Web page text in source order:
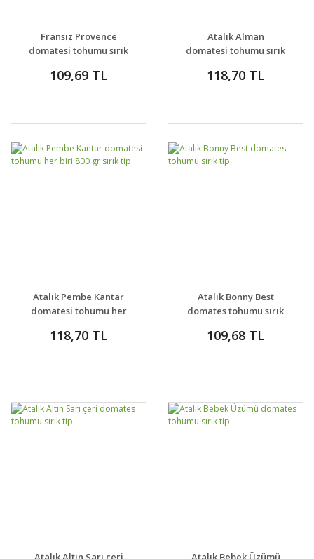
Fransız Provence
domatesi tohumu sırık
109,69 TL
Atalık Alman
domatesi tohumu sırık
118,70 TL
Atalık Pembe Kantar
domatesi tohumu her
118,70 TL
Atalık Bonny Best
domates tohumu sırık
109,68 TL